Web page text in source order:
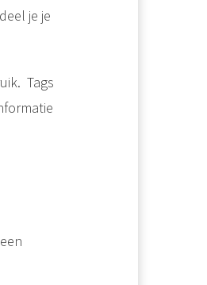
je je
Tags